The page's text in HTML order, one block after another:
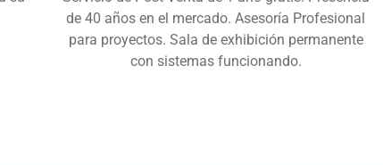
de 40 años en el mercado. Asesoría Profesional
para proyectos. Sala de exhibición permanente
con sistemas funcionando.